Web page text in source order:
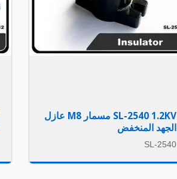
SL-2540 1.2KV مسمار M8 عازل
الجهد المنخفض
SL-2540